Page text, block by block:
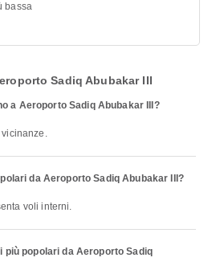
bassa
Sadiq Abubakar III
a Aeroporto Sadiq Abubakar III?
vicinanze.
da Aeroporto Sadiq Abubakar III?
voli interni.
più popolari da Aeroporto Sadiq